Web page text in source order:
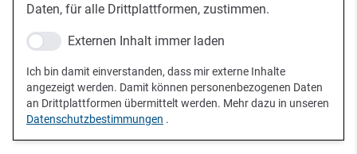
Daten, für alle Drittplattformen, zustimmen.
Externen Inhalt immer laden
Ich bin damit einverstanden, dass mir externe Inhalte
angezeigt werden. Damit können personenbezogenen Daten
an Drittplattformen übermittelt werden. Mehr dazu in unseren
Datenschutzbestimmungen .